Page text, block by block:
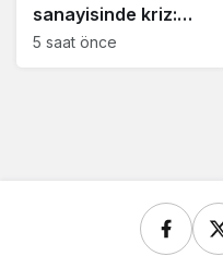
sanayisinde kriz:
BlueBird Tech
5 saat önce